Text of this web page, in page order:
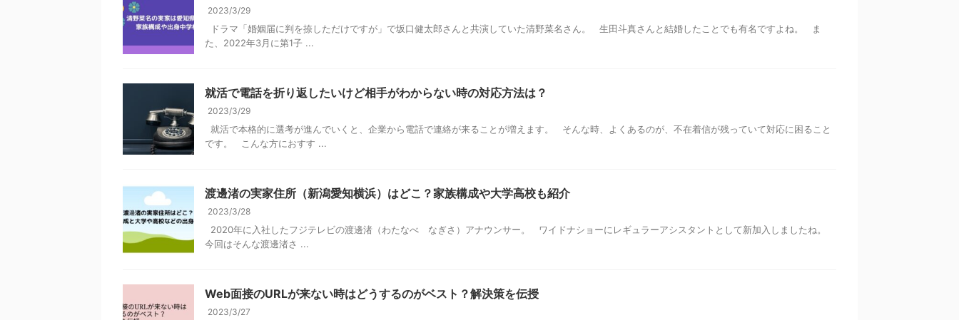
2023/3/29
ドラマ「婚姻届に判を捺しただけですが」で坂口健太郎さんと共演していた清野菜名さん。 生田斗真さんと結婚したことでも有名ですよね。 ま
た、2022年3月に第1子 ...
就活で電話を折り返したいけど相手がわからない時の対応方法は？
2023/3/29
就活で本格的に選考が進んでいくと、企業から電話で連絡が来ることが増えます。 そんな時、よくあるのが、不在着信が残っていて対応に困ること
です。 こんな方におすす ...
渡邊渚の実家住所（新潟愛知横浜）はどこ？家族構成や大学高校も紹介
2023/3/28
2020年に入社したフジテレビの渡邊渚（わたなべ なぎさ）アナウンサー。 ワイドナショーにレギュラーアシスタントとして新加入しましたね。
今回はそんな渡邊渚さ ...
Web面接のURLが来ない時はどうするのがベスト？解決策を伝授
2023/3/27